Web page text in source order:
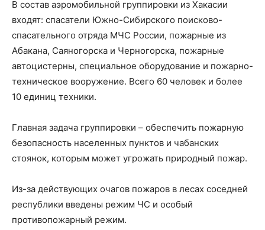
В состав аэромобильной группировки из Хакасии
входят: спасатели Южно-Сибирского поисково-
спасательного отряда МЧС России, пожарные из
Абакана, Саяногорска и Черногорска, пожарные
автоцистерны, специальное оборудование и пожарно-
техническое вооружение. Всего 60 человек и более
10 единиц техники.
Главная задача группировки – обеспечить пожарную
безопасность населенных пунктов и чабанских
стоянок, которым может угрожать природный пожар.
Из-за действующих очагов пожаров в лесах соседней
республики введены режим ЧС и особый
противопожарный режим.